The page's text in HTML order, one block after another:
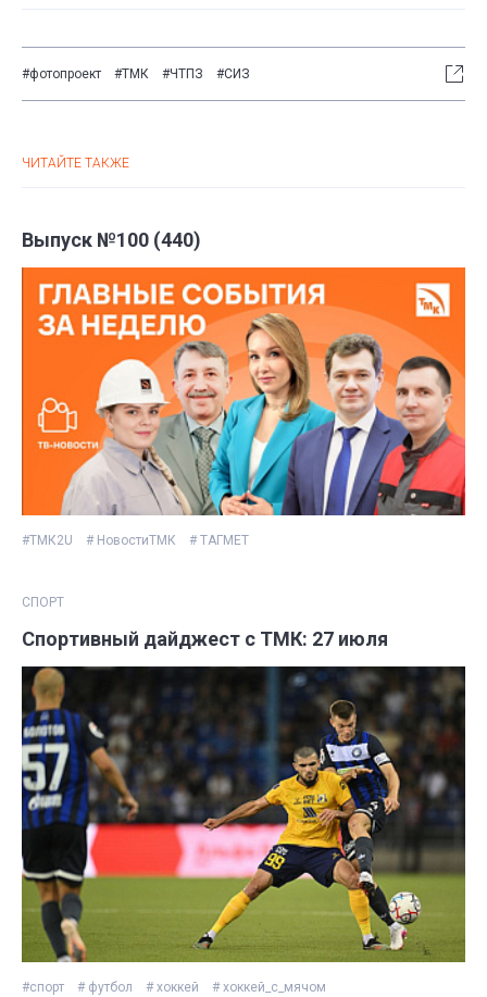
#фотопроект #ТМК #ЧТПЗ #СИЗ
ЧИТАЙТЕ ТАКЖЕ
Выпуск №100 (440)
#ТМК2U # НовостиТМК # ТАГМЕТ
СПОРТ
Спортивный дайджест с ТМК: 27 июля
#спорт # футбол # хоккей # хоккей_с_мячом